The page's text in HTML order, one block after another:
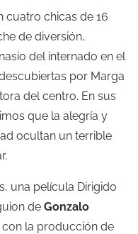
cuatro chicas de 16
de diversión,
del internado en el
por Marga
del centro. En sus
que la alegría y
ocultan un terrible
una película Dirigido
de Gonzalo
la producción de